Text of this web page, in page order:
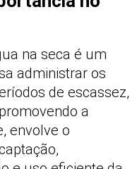
na seca é um
administrar os
de escassez,
a
envolve o